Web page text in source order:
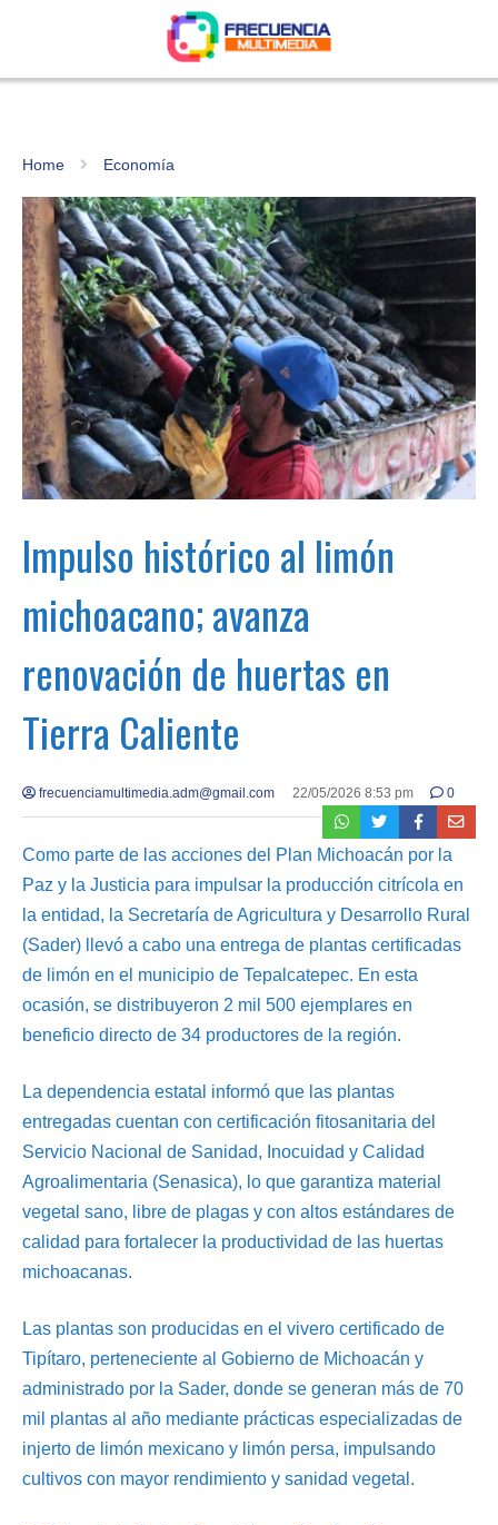
Home Economía
Impulso histórico al limón
michoacano; avanza
renovación de huertas en
Tierra Caliente
frecuenciamultimedia.adm@gmail.com 22/05/2026 8:53 pm 0
Como parte de las acciones del Plan Michoacán por la
Paz y la Justicia para impulsar la producción citrícola en
la entidad, la Secretaría de Agricultura y Desarrollo Rural
(Sader) llevó a cabo una entrega de plantas certificadas
de limón en el municipio de Tepalcatepec. En esta
ocasión, se distribuyeron 2 mil 500 ejemplares en
beneficio directo de 34 productores de la región.
La dependencia estatal informó que las plantas
entregadas cuentan con certificación fitosanitaria del
Servicio Nacional de Sanidad, Inocuidad y Calidad
Agroalimentaria (Senasica), lo que garantiza material
vegetal sano, libre de plagas y con altos estándares de
calidad para fortalecer la productividad de las huertas
michoacanas.
Las plantas son producidas en el vivero certificado de
Tipítaro, perteneciente al Gobierno de Michoacán y
administrado por la Sader, donde se generan más de 70
mil plantas al año mediante prácticas especializadas de
injerto de limón mexicano y limón persa, impulsando
cultivos con mayor rendimiento y sanidad vegetal.